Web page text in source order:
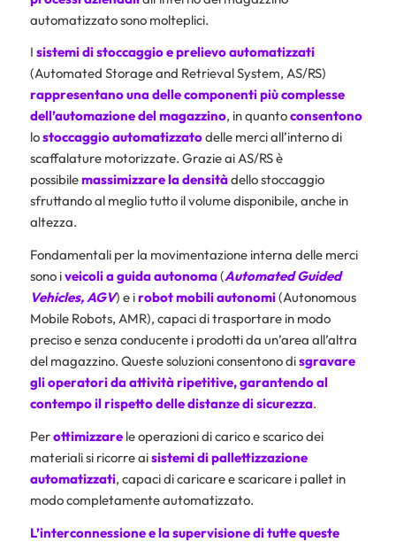
automatizzato sono molteplici.
I sistemi di stoccaggio e prelievo automatizzati
(Automated Storage and Retrieval System, AS/RS)
rappresentano una delle componenti più complesse
dell’automazione del magazzino, in quantoconsentono
lostoccaggio automatizzatodelle merci all’interno di
scaffalature motorizzate. Grazie ai AS/RS è
possibilemassimizzare la densitàdello stoccaggio
sfruttando al meglio tutto il volume disponibile, anche in
altezza.
Fondamentali per la movimentazione interna delle merci
sono iveicoli a guida autonoma(Automated Guided
Vehicles, AGV) e irobot mobili autonomi(Autonomous
Mobile Robots, AMR), capaci di trasportare in modo
preciso e senza conducente i prodotti da un’area all’altra
del magazzino. Queste soluzioni consentono disgravare
gli operatorida attività ripetitive, garantendo al
contempo il rispetto delledistanze di sicurezza.
Perottimizzarele operazioni di carico e scarico dei
materiali si ricorre aisistemi di pallettizzazione
automatizzati, capaci di caricare e scaricare i pallet in
modo completamente automatizzato.
L’interconnessione e la supervisione di tutte queste